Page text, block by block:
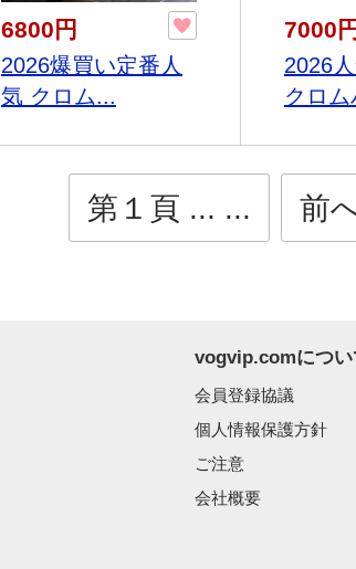
6800円
2026爆買い定番人
気 クロム...
7000円
2026
クロム
第１頁 ... ... 前
vogvip.comについ
会員登録協議
個人情報保護方針
ご注意
会社概要